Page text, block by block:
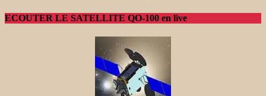
ECOUTER LE SATELLITE QO-100 en live